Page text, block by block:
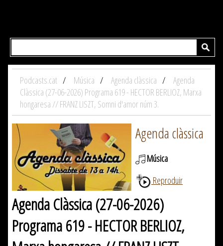
Podcasts.cat Música Agenda clàssica
Agenda
Clàssica (27-06-2026) Programa 619 - HECTOR BERLIOZ, Marxa
hongaresa // FRANZ LISZT, Somni d'amor núm 3.
Agenda clàssica
Música
Reproduir
Agenda Clàssica (27-06-2026)
Programa 619 - HECTOR BERLIOZ,